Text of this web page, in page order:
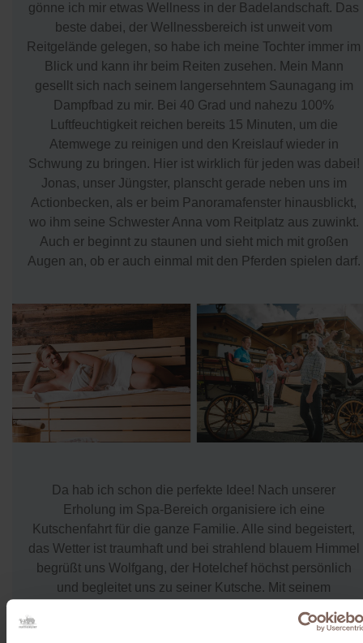
gönne ich mir etwas Wellness in der Badelandschaft. Das
beste dabei, der Wellnessbereich ist unweit vom
Reitgelände gelegen, so habe ich meine Tochter immer im
Blick und kann ihr beim Reiten zusehen. Mein Mann
gesellt sich nach seinem langersehntem Saunagang im
Dampfbad zu mir. Bei 40 Grad und nahezu 100%
Luftfeuchtigkeit reichen bereits 15 Minuten, um die
Atemwege zu reinigen und den Kreislauf wieder in
Schwung zu bringen. Hier ist wirklich für jeden was dabei!
Jonas, unser Jüngster, planscht gerade neben uns im
Actionbecken, als er beim Panoramafenster hinausblickt,
wo ihm seine Schwester Anna vom Reitplatz aus zuwinkt.
Auch er beginnt zu staunen und sieht mich mit großen
Augen an, ob er auch einmal mit den Pferden spielen darf.
Da hab ich schon die perfekte Idee! Nach unserer
Erholung im Spa-Bereich organisiere ich eine
Kutschenfahrt für die ganze Familie. Alle sind begeistert,
das Wetter ist traumhaft und bei strahlend blauem Himmel
begrüßt uns Wolfgang, der Hotelchef höchst persönlich
und begleitet uns zu seiner Kutsche. Mit seinem
der Fahrt viel zu lachen! Wolfgang zeigt uns die